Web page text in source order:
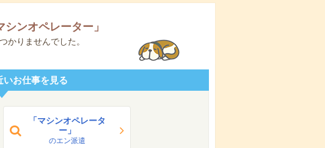
シンオペレーター 」
かりませんでした。
いお仕事を見る
「マシンオペレータ
ー」
のエン派遣